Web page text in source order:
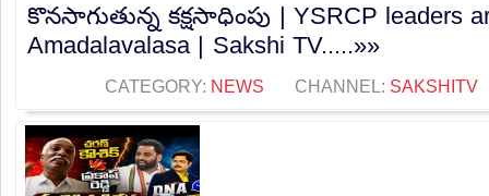
కొనసాగుతున్న కక్షసాధింపు | YSRCP leaders
Amadalavalasa | Sakshi TV.....»»
CATEGORY: NEWS CHANNEL: SAKSHITV